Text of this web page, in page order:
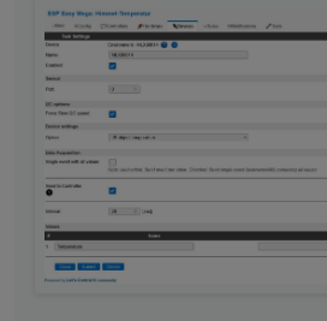
doch leider verfälscht dann
(welches auf dem Sensor
Ich werde ihn jetzt doch